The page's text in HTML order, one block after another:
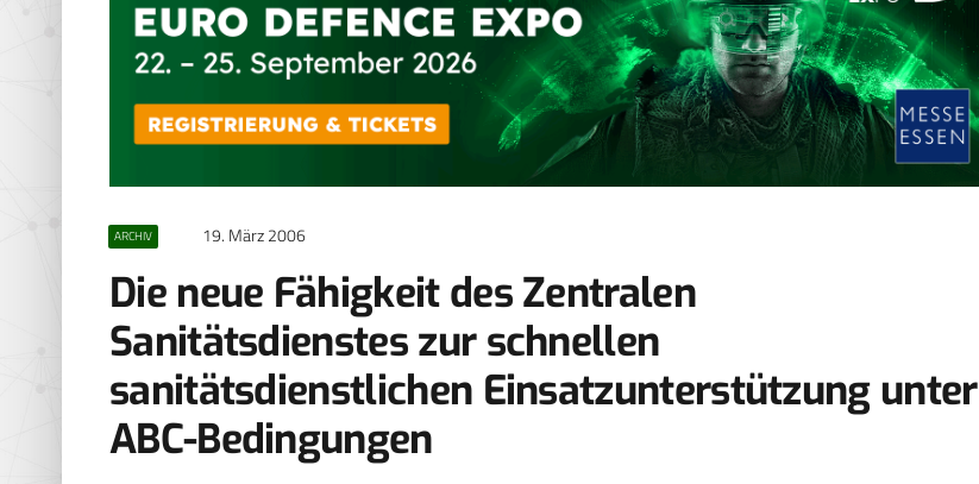
ARCHIV 19. März 2006
Die neue Fähigkeit des Zentralen
Sanitätsdienstes zur schnellen
sanitätsdienstlichen Einsatzunterstützung unter
ABC-Bedingungen